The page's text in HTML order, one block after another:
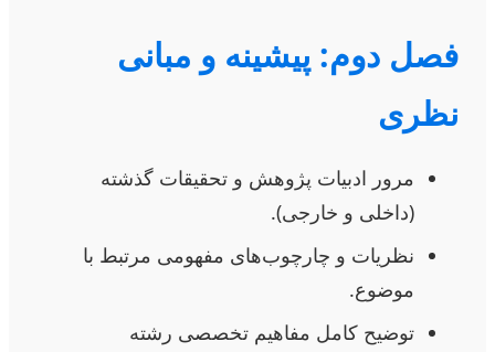
فصل دوم: پیشینه و مبانی
نظری
مرور ادبیات پژوهش و تحقیقات گذشته
(داخلی و خارجی).
نظریات و چارچوب‌های مفهومی مرتبط با
موضوع.
توضیح کامل مفاهیم تخصصی رشته